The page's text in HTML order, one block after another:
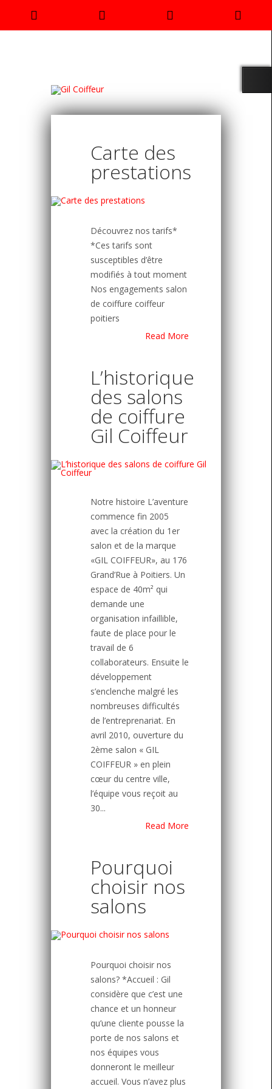
Carte des
prestations
Découvrez nos tarifs*
*Ces tarifs sont
susceptibles d’être
modifiés à tout moment
Nos engagements salon
de coiffure coiffeur
poitiers
Read More
L’historique
des salons
de coiffure
Gil Coiffeur
Notre histoire L’aventure
commence fin 2005
avec la création du 1er
salon et de la marque
«GIL COIFFEUR», au 176
Grand’Rue à Poitiers. Un
espace de 40m² qui
demande une
organisation infaillible,
faute de place pour le
travail de 6
collaborateurs. Ensuite le
développement
s’enclenche malgré les
nombreuses difficultés
de l’entreprenariat. En
avril 2010, ouverture du
2ème salon « GIL
COIFFEUR » en plein
cœur du centre ville,
l’équipe vous reçoit au
30...
Read More
Pourquoi
choisir nos
salons
Pourquoi choisir nos
salons? *Accueil : Gil
considère que c’est une
chance et un honneur
qu’une cliente pousse la
porte de nos salons et
nos équipes vous
donneront le meilleur
accueil. Vous n’avez plus